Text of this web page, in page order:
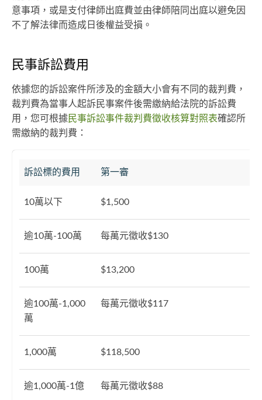
意事項，或是支付律師出庭費並由律師陪同出庭以避免因
不了解法律而造成日後權益受損。
民事訴訟費用
依據您的訴訟案件所涉及的金額大小會有不同的裁判費，
裁判費為當事人起訴民事案件後需繳納給法院的訴訟費
用，您可根據民事訴訟事件裁判費徵收核算對照表確認所
需繳納的裁判費：
訴訟標的費用 第一審
10萬以下 $1,500
逾10萬-100萬 每萬元徵收$130
100萬 $13,200
逾100萬-1,000
萬
每萬元徵收$117
1,000萬 $118,500
逾1,000萬-1億 每萬元徵收$88